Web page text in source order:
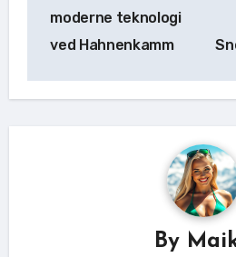
moderne teknologi
ved Hahnenkamm
By